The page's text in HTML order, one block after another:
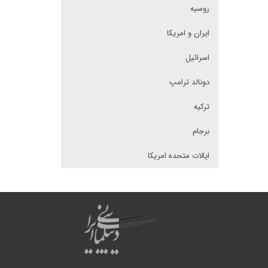
روسیه
ایران و امریکا
اسرائیل
دونالد ترامپ
ترکیه
برجام
ایالات متحده امریکا